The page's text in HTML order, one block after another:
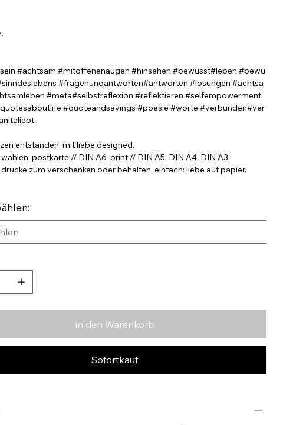
#achtsam #mitoffenenaugen #hinsehen #bewusst#leben #bewu
#fragenundantworten#antworten #lösungen #achtsa
#meta#selbstreflexion #reflektieren #selfempowerment
#quoteandsayings #poesie #worte #verbunden#ver
entstanden. mit liebe designed.
postkarte // DIN A6 print // DIN A5, DIN A4, DIN A3.
zum verschenken oder behalten. einfach: liebe auf papier.
in den Warenkorb
Sofortkauf